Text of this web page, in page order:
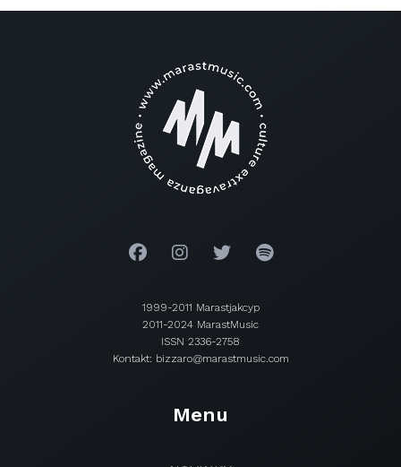
1999-2011 Marastjakcyp
2011-2024 MarastMusic
ISSN 2336-2758
Kontakt: bizzaro@marastmusic.com
Menu